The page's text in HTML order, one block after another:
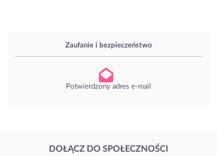
Zaufanie i bezpieczeństwo
Potwierdzony adres e-mail
DOŁĄCZ DO SPOŁECZNOŚCI